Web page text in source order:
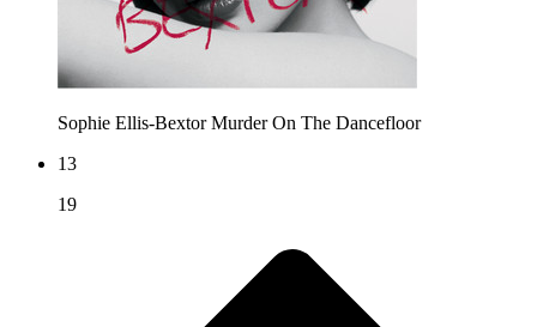
Sophie Ellis‐BextorMurder On The Dancefloor
13
19